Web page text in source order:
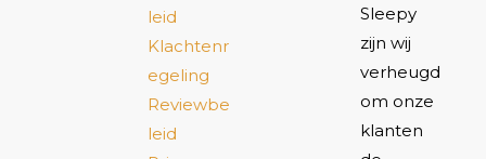
leid
Klachtenr
egeling
Reviewbe
leid
Sleepy
zijn wij
verheugd
om onze
klanten